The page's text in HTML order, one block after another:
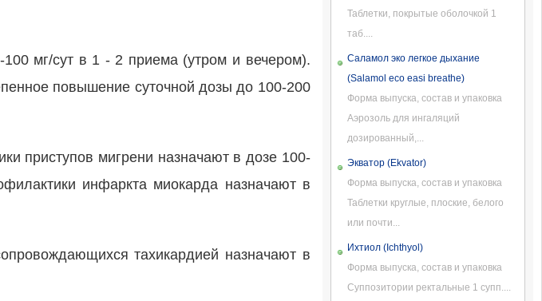
100 мг/сут в 1 - 2 приема (утром и вечером).
повышение суточной дозы до 100-200
приступов мигрени назначают в дозе 100-
инфаркта миокарда назначают в
тахикардией назначают в
Таблетки, покрытые оболочкой 1
таб....
Саламол эко легкое дыхание
(Salamol eco easi breathe)
Форма выпуска, состав и упаковка
Аэрозоль для ингаляций
дозированный,...
Экватор (Ekvator)
Форма выпуска, состав и упаковка
Таблетки круглые, плоские, белого
или почти...
Ихтиол (Ichthyol)
Форма выпуска, состав и упаковка
Суппозитории ректальные 1 супп....